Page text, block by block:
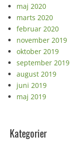
maj 2020
marts 2020
februar 2020
november 2019
oktober 2019
september 2019
august 2019
juni 2019
maj 2019
Kategorier